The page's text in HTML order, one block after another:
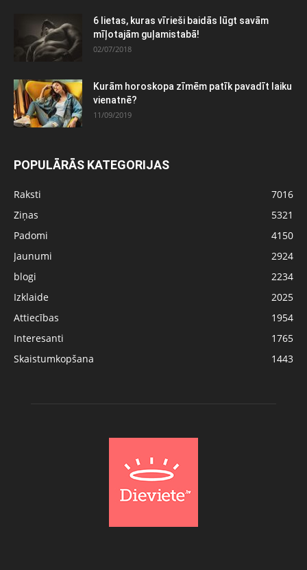
6 lietas, kuras vīrieši baidās lūgt savām
mīļotajām guļamistabā!
02/07/2018
Kurām horoskopa zīmēm patīk pavadīt laiku
vienatnē?
11/09/2019
POPULĀRĀS KATEGORIJAS
Raksti
7016
Ziņas
5321
Padomi
4150
Jaunumi
2924
blogi
2234
Izklaide
2025
Attiecības
1954
Interesanti
1765
Skaistumkopšana
1443